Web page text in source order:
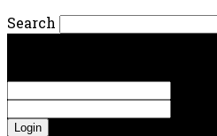
Search